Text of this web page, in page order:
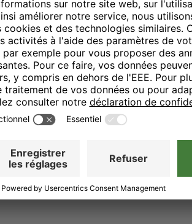
service central de réservation se tient à votre
Rewards
Vous trouverez ici des informations
contacter directement leWyndham Rewards